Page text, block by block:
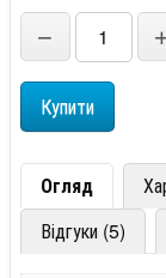
−
Огляд
Відгуки (5)